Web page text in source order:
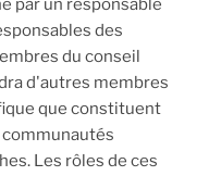
par un responsable
des
du conseil
d'autres membres
que constituent
communautés
Les rôles de ces